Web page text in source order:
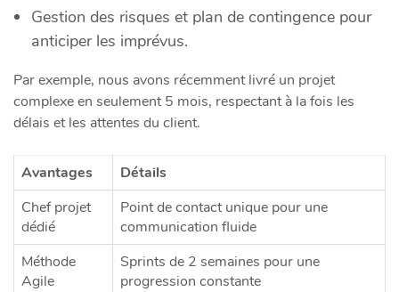
Gestion des risques et plan de contingence pour
anticiper les imprévus.
Par exemple, nous avons récemment livré un projet
complexe en seulement 5 mois, respectant à la fois les
délais et les attentes du client.
Avantages
Détails
Chef projet
dédié
Point de contact unique pour une
communication fluide
Méthode
Agile
Sprints de 2 semaines pour une
progression constante